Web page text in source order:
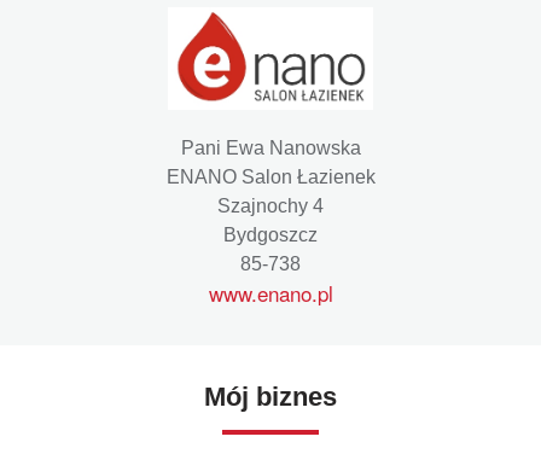
Pani Ewa Nanowska
ENANO Salon Łazienek
Szajnochy 4
Bydgoszcz
85-738
www.enano.pl
Mój biznes